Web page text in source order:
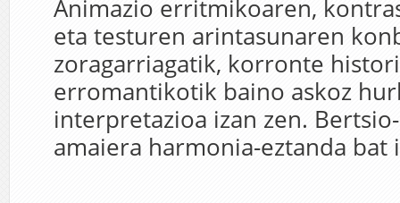
Animazio erritmikoaren,
eta testuren arintasunaren
zoragarriagatik, korronte
erromantikotik baino askoz
interpretazioa izan zen.
amaiera harmonia-eztanda bat